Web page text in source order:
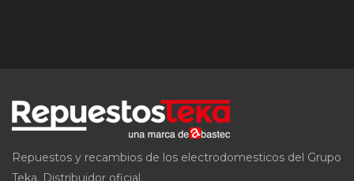
Repuestos y recambios de los electrodomesticos del Grupo
Teka. Distribuidor oficial.